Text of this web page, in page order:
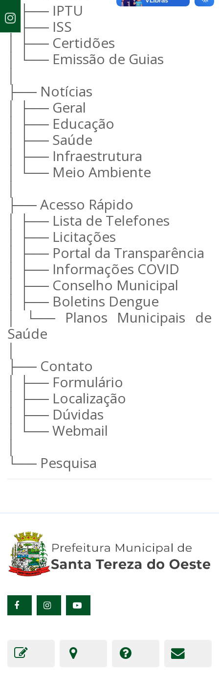
│ ├── IPTU
│ ├── ISS
│ ├── Certidões
│ └── Emissão de Guias
│
├── Notícias
│ ├── Geral
│ ├── Educação
│ ├── Saúde
│ ├── Infraestrutura
│ └── Meio Ambiente
│
├── Acesso Rápido
│ ├── Lista de Telefones
│ ├── Licitações
│ ├── Portal da Transparência
│ ├── Informações COVID
│ ├── Conselho Municipal
│ ├── Boletins Dengue
│ └── Planos Municipais de
Saúde
├── Contato
│ ├── Formulário
│ ├── Localização
│ ├── Dúvidas
│ └── Webmail
│
└── Pesquisa